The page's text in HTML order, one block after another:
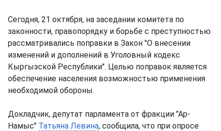
Сегодня, 21 октября, на заседании комитета по
законности, правопорядку и борьбе с преступностью
рассматривались поправки в Закон "О внесении
изменений и дополнений в Уголовный кодекс
Кыргызской Республики". Целью поправок является
обеспечение населения возможностью применения
необходимой обороны.
Докладчик, депутат парламента от фракции "Ар-
Намыс" Татьяна Левина, сообщила, что при опросе